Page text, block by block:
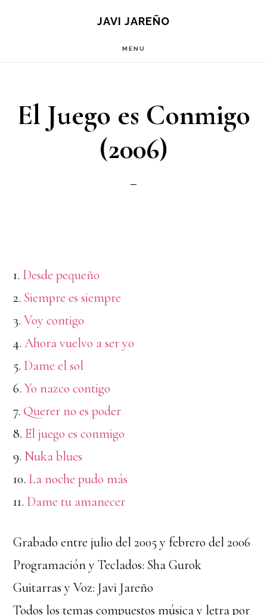
JAVI JAREÑO
MENU
El Juego es Conmigo
(2006)
1. Desde pequeño
2. Siempre es siempre
3.Voy contigo
4.Ahora vuelvo a ser yo
5. Dame el sol
6.Yo nazco contigo
7. Querer no es poder
8. El juego es conmigo
9. Nuka blues
10. La noche pudo más
11. Dame tu amanecer
Grabado entre julio del 2005 y febrero del 2006
Programación y Teclados: Sha Gurok
Guitarras y Voz: Javi Jareño
Todos los temas compuestos música y letra por